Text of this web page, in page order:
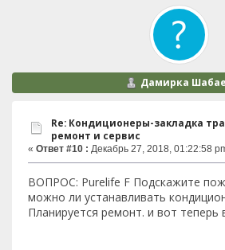
Дамирка
Re: Кондиционеры-закладка
ремонт и сервис
« Ответ #10 : Декабрь 27, 2018, 01:22:58
ВОПРОС: Purelife F Подскажите
можно ли устанавливать
Планируется ремонт. и вот теперь